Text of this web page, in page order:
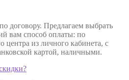
договору. Предлагаем выбрать
вам способ оплаты: по
центра из личного кабинета, с
картой, наличными.